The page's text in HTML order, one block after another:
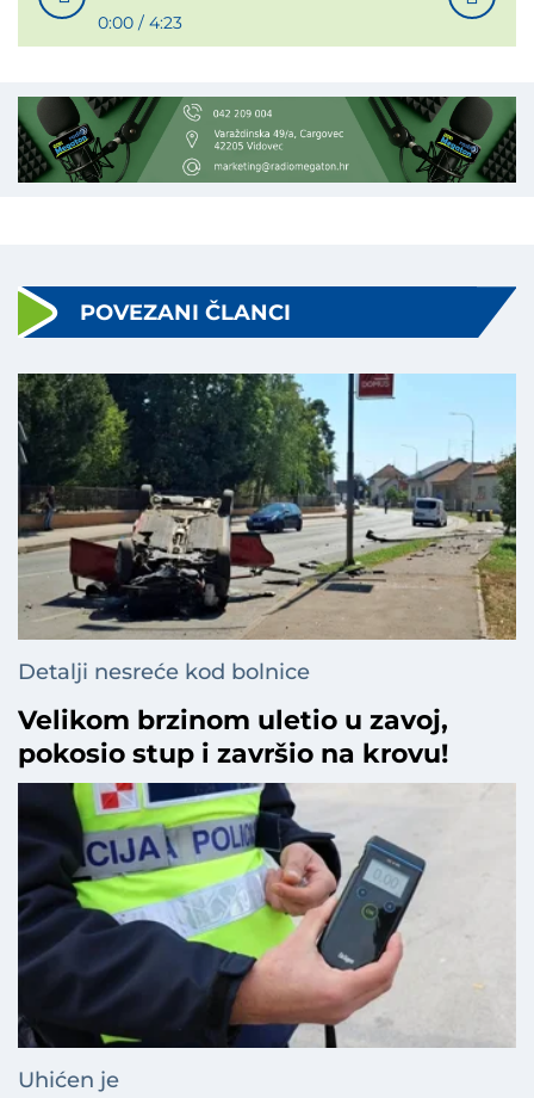
0:00 / 4:23
POVEZANI ČLANCI
Detalji nesreće kod bolnice
Velikom brzinom uletio u zavoj,
pokosio stup i završio na krovu!
Uhićen je